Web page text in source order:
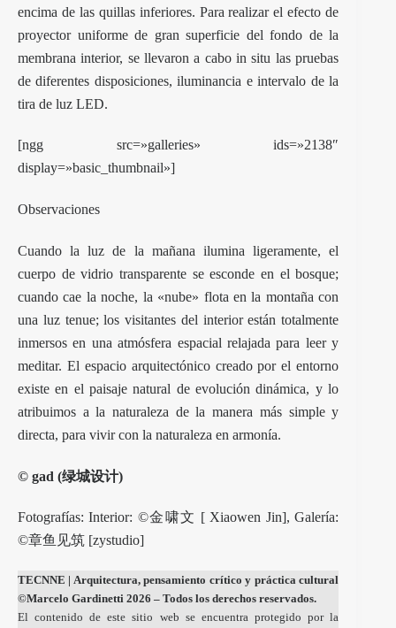
encima de las quillas inferiores. Para realizar el efecto de
proyector uniforme de gran superficie del fondo de la
membrana interior, se llevaron a cabo in situ las pruebas
de diferentes disposiciones, iluminancia e intervalo de la
tira de luz LED.
[ngg src=»galleries» ids=»2138″
display=»basic_thumbnail»]
Observaciones
Cuando la luz de la mañana ilumina ligeramente, el
cuerpo de vidrio transparente se esconde en el bosque;
cuando cae la noche, la «nube» flota en la montaña con
una luz tenue; los visitantes del interior están totalmente
inmersos en una atmósfera espacial relajada para leer y
meditar. El espacio arquitectónico creado por el entorno
existe en el paisaje natural de evolución dinámica, y lo
atribuimos a la naturaleza de la manera más simple y
directa, para vivir con la naturaleza en armonía.
© gad (绿城设计)
Fotografías: Interior: ©金啸文 [ Xiaowen Jin], Galería:
©章鱼见筑 [zystudio]
TECNNE | Arquitectura, pensamiento crítico y práctica cultural
©Marcelo Gardinetti 2026 – Todos los derechos reservados.
El contenido de este sitio web se encuentra protegido por la